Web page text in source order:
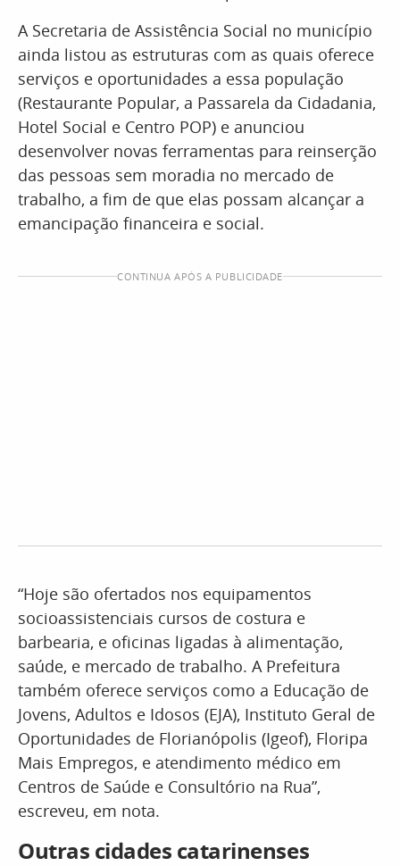
A Secretaria de Assistência Social no município
ainda listou as estruturas com as quais oferece
serviços e oportunidades a essa população
(Restaurante Popular, a Passarela da Cidadania,
Hotel Social e Centro POP) e anunciou
desenvolver novas ferramentas para reinserção
das pessoas sem moradia no mercado de
trabalho, a fim de que elas possam alcançar a
emancipação financeira e social.
CONTINUA APÓS A PUBLICIDADE
“Hoje são ofertados nos equipamentos
socioassistenciais cursos de costura e
barbearia, e oficinas ligadas à alimentação,
saúde, e mercado de trabalho. A Prefeitura
também oferece serviços como a Educação de
Jovens, Adultos e Idosos (EJA), Instituto Geral de
Oportunidades de Florianópolis (Igeof), Floripa
Mais Empregos, e atendimento médico em
Centros de Saúde e Consultório na Rua”,
escreveu, em nota.
Outras cidades catarinenses